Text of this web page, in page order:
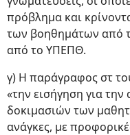
πρόβλημα και
των βοηθημάτων από
από το ΥΠΕΠΘ.
γ) Η παράγραφος στ
«την εισήγηση για
δοκιμασιών των
ανάγκες, με